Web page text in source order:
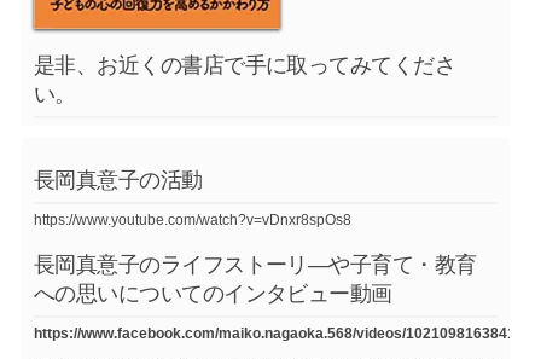
是非、お近くの書店で手に取ってみてくださ
い。
長岡真意子の活動
https://www.youtube.com/watch?v=vDnxr8spOs8
長岡真意子のライフストーリ―や子育て・教育
への思いについてのインタビュー動画
https://www.facebook.com/maiko.nagaoka.568/videos/